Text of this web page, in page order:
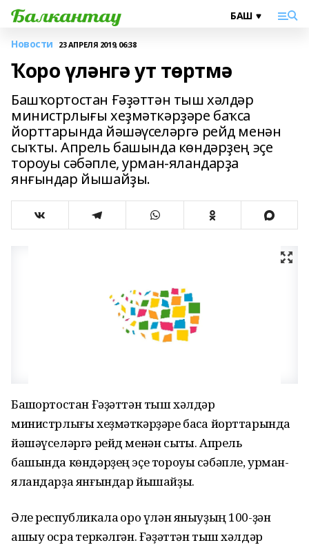
Новости 23 АПРЕЛЯ 2019, 06:38
Ҡоро үләнгә ут төртмә
Башҡортостан Ғәҙәттән тыш хәлдәр
министрлығы хеҙмәткәрҙәре баҡса
йорттарында йәшәүселәргә рейд менән
сыҡты. Апрель башында көндәрҙең эҫе
тороуы сәбәпле, урман-яландарҙа
янғындар йышайҙы.
Башҡортостан Ғәҙәттән тыш хәлдәр
министрлығы хеҙмәткәрҙәре баҡса йорттарында
йәшәүселәргә рейд менән сыҡты. Апрель
башында көндәрҙең эҫе тороуы сәбәпле, урман-
яландарҙа янғындар йышайҙы.
Әле республикала ҡоро үлән яныуҙың 100-ҙән
ашыу осраҡ теркәлгән. Ғәҙәттән тыш хәлдәр